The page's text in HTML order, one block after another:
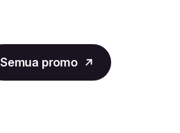
Semua promo